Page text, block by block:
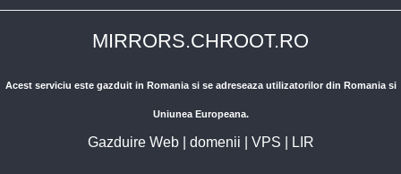
MIRRORS.CHROOT.RO
Acest serviciu este gazduit in Romania si se adreseaza utilizatorilor din Romania si
Uniunea Europeana.
Gazduire Web| domenii VPS LIR